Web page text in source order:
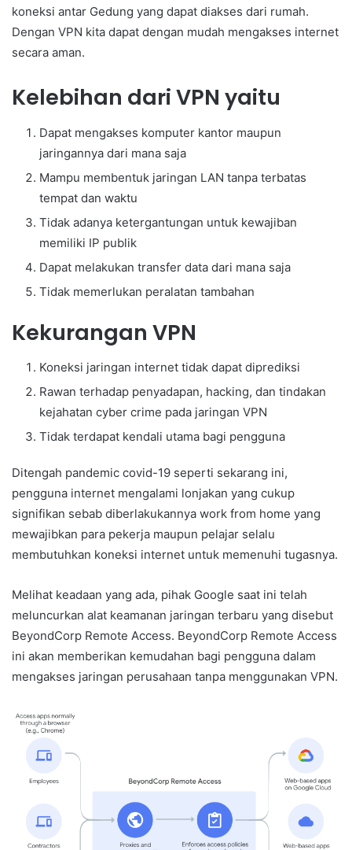
koneksi antar Gedung yang dapat diakses dari rumah.
Dengan VPN kita dapat dengan mudah mengakses internet
secara aman.
Kelebihan dari VPN yaitu
Dapat mengakses komputer kantor maupun
jaringannya dari mana saja
Mampu membentuk jaringan LAN tanpa terbatas
tempat dan waktu
Tidak adanya ketergantungan untuk kewajiban
memiliki IP publik
Dapat melakukan transfer data dari mana saja
Tidak memerlukan peralatan tambahan
Kekurangan VPN
Koneksi jaringan internet tidak dapat diprediksi
Rawan terhadap penyadapan, hacking, dan tindakan
kejahatan cyber crime pada jaringan VPN
Tidak terdapat kendali utama bagi pengguna
Ditengah pandemic covid-19 seperti sekarang ini,
pengguna internet mengalami lonjakan yang cukup
signifikan sebab diberlakukannya work from home yang
mewajibkan para pekerja maupun pelajar selalu
membutuhkan koneksi internet untuk memenuhi tugasnya.
Melihat keadaan yang ada, pihak Google saat ini telah
meluncurkan alat keamanan jaringan terbaru yang disebut
BeyondCorp Remote Access. BeyondCorp Remote Access
ini akan memberikan kemudahan bagi pengguna dalam
mengakses jaringan perusahaan tanpa menggunakan VPN.